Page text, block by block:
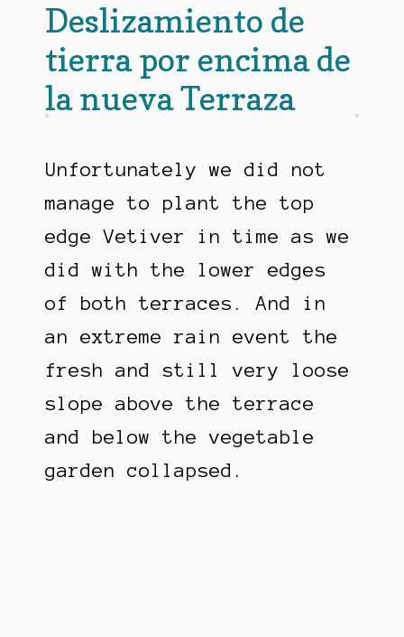
Deslizamiento de
tierra por encima de
la nueva Terraza
Unfortunately we did not
manage to plant the top
edge Vetiver in time as we
did with the lower edges
of both terraces. And in
an extreme rain event the
fresh and still very loose
slope above the terrace
and below the vegetable
garden collapsed.